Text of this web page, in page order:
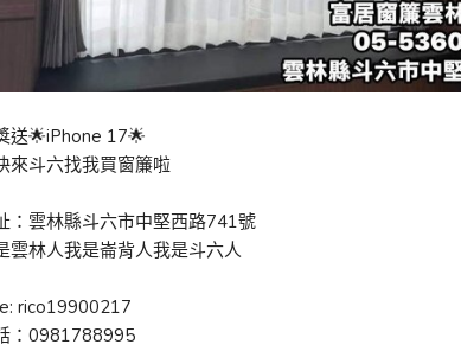
送🌟iPhone 17🌟
來斗六找我買窗簾啦
：雲林縣斗六市中堅西路741號
雲林人我是崙背人我是斗六人
rico19900217
：0981788995